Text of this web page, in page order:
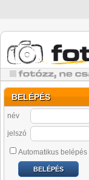
BELÉPÉS
név
jelszó
Automatikus belépés